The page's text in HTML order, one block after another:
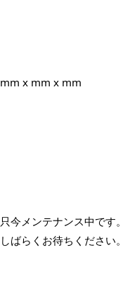
mm x mm x mm
只今メンテナンス中です。
しばらくお待ちください。